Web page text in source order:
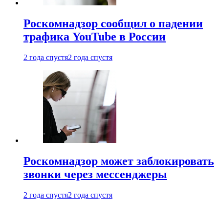
Роскомнадзор сообщил о падении
трафика YouTube в России
2 года спустя2 года спустя
Роскомнадзор может заблокировать
звонки через мессенджеры
2 года спустя2 года спустя